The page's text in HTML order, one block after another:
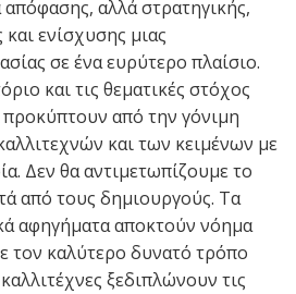
αλλά στρατηγικής,
ενίσχυσης μιας
σε ένα ευρύτερο πλαίσιο.
και τις θεματικές στόχος
προκύπτουν από την γόνιμη
και των κειμένων με
Δεν θα αντιμετωπίζουμε το
από τους δημιουργούς. Τα
αφηγήματα αποκτούν νόημα
τον καλύτερο δυνατό τρόπο
ξεδιπλώνουν τις